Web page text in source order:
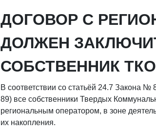
ДОГОВОР С
ДОЛЖЕН
СОБСТВЕННИК ТКО
В соответствии со статьёй 24.7 Закона
89) все собственники Твердых
региональным оператором, в зоне
их накопления.